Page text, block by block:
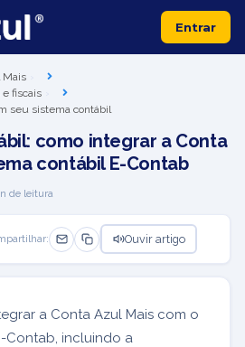
Entrar
Mais
e fiscais
seu sistema contábil
como integrar a Conta
contábil E-Contab
de leitura
Ouvir artigo
a Conta Azul Mais com o
Contab, incluindo a